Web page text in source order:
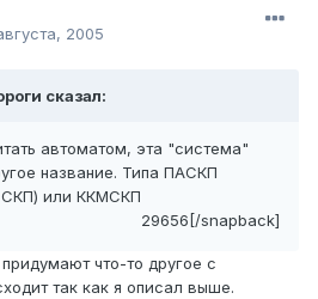
2005
сказал:
автоматом, эта "система"
название. Типа ПАСКП
СКП) или ККМСКП
29656[/snapback]
что-то другое с
так как я описал выше.